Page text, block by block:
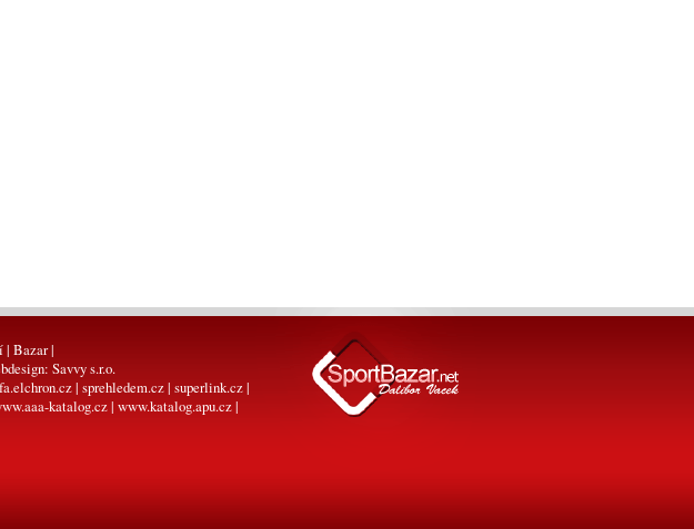
| Bazar |
Savvy s.r.o.
| sprehledem.cz| superlink.cz|
katalog.cz| www.katalog.apu.cz|